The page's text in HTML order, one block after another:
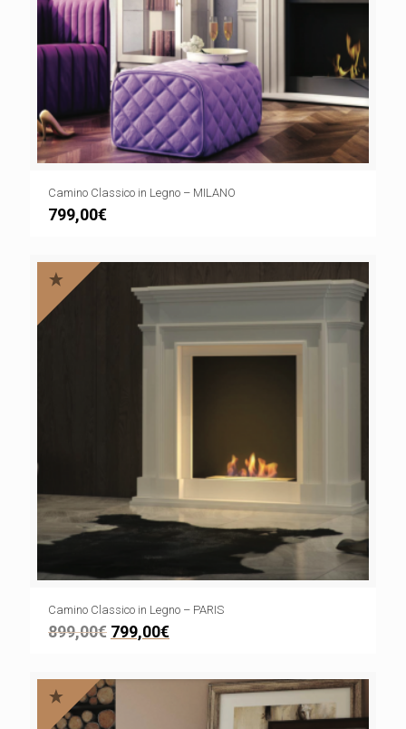
Camino Classico in Legno – MILANO
799,00€
Camino Classico in Legno – PARIS
899,00€ 799,00€